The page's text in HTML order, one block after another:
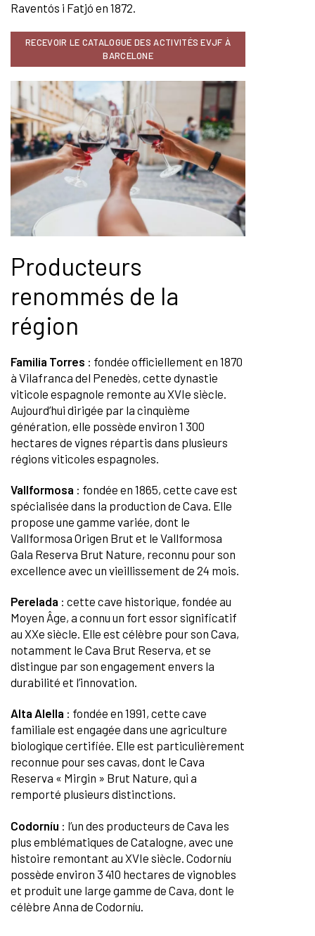
Raventós i Fatjó en 1872.
RECEVOIR LE CATALOGUE DES ACTIVITÉS EVJF À
BARCELONE
Producteurs
renommés de la
région
Familia Torres : fondée officiellement en 1870
à Vilafranca del Penedès, cette dynastie
viticole espagnole remonte au XVIe siècle.
Aujourd’hui dirigée par la cinquième
génération, elle possède environ 1 300
hectares de vignes répartis dans plusieurs
régions viticoles espagnoles.
Vallformosa : fondée en 1865, cette cave est
spécialisée dans la production de Cava. Elle
propose une gamme variée, dont le
Vallformosa Origen Brut et le Vallformosa
Gala Reserva Brut Nature, reconnu pour son
excellence avec un vieillissement de 24 mois.
Perelada : cette cave historique, fondée au
Moyen Âge, a connu un fort essor significatif
au XXe siècle. Elle est célèbre pour son Cava,
notamment le Cava Brut Reserva, et se
distingue par son engagement envers la
durabilité et l’innovation.
Alta Alella : fondée en 1991, cette cave
familiale est engagée dans une agriculture
biologique certifiée. Elle est particulièrement
reconnue pour ses cavas, dont le Cava
Reserva « Mirgin » Brut Nature, qui a
remporté plusieurs distinctions.
Codorníu : l’un des producteurs de Cava les
plus emblématiques de Catalogne, avec une
histoire remontant au XVIe siècle. Codorníu
possède environ 3 410 hectares de vignobles
et produit une large gamme de Cava, dont le
célèbre Anna de Codorníu.